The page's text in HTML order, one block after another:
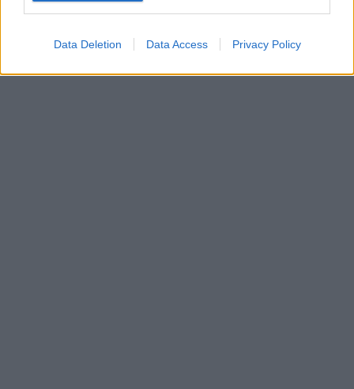
Data Deletion Data Access Privacy Policy